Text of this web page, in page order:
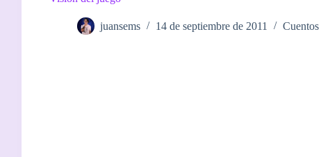
juansems 14 de septiembre de 2011 Cuentos